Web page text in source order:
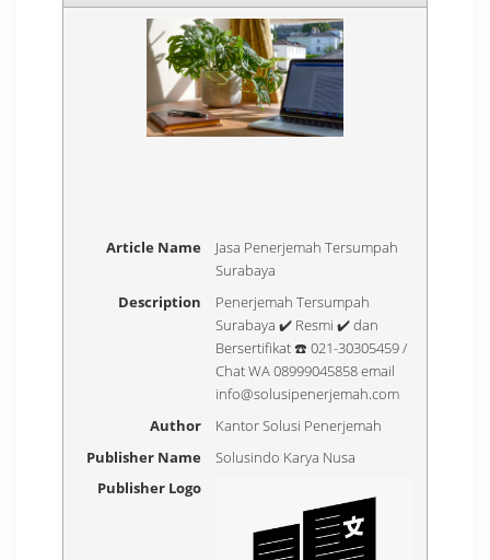
Article Name
Jasa Penerjemah Tersumpah
Surabaya
Description
Penerjemah Tersumpah
Surabaya ✔️ Resmi ✔️ dan
Bersertifikat ☎️ 021-30305459 /
Chat WA 08999045858 email
info@solusipenerjemah.com
Author
Kantor Solusi Penerjemah
Publisher Name
Solusindo Karya Nusa
Publisher Logo